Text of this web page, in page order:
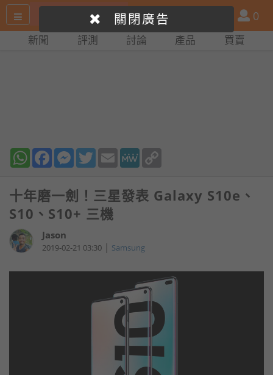
尋
產
品
比
會
員
0
新聞 評測 討論 產品 買賣
WhatsAppFacebookMessenger
TwitterEmail MeWe
十年磨一劍！三星發表 Galaxy S10e、
S10、S10+ 三機
Jason
2019-02-21 03:30 | Samsung
關閉廣告